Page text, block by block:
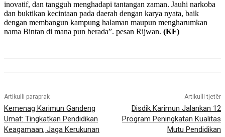
inovatif, dan tangguh menghadapi tantangan zaman. Jauhi narkoba
dan buktikan kecintaan pada daerah dengan karya nyata, baik
dengan membangun kampung halaman maupun mengharumkan
nama Bintan di mana pun berada”. pesan Rijwan. (KF)
Artikulli paraprak
Kemenag Karimun Gandeng
Umat: Tingkatkan Pendidikan
Keagamaan, Jaga Kerukunan
Artikulli tjetër
Disdik Karimun Jalankan 12
Program Peningkatan Kualitas
Mutu Pendidikan